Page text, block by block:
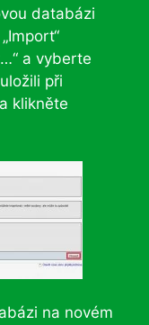
databázi
a vyberte
při
klikněte
na novém